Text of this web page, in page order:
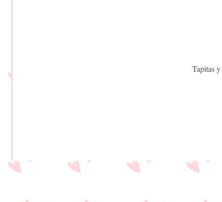
Tapitas